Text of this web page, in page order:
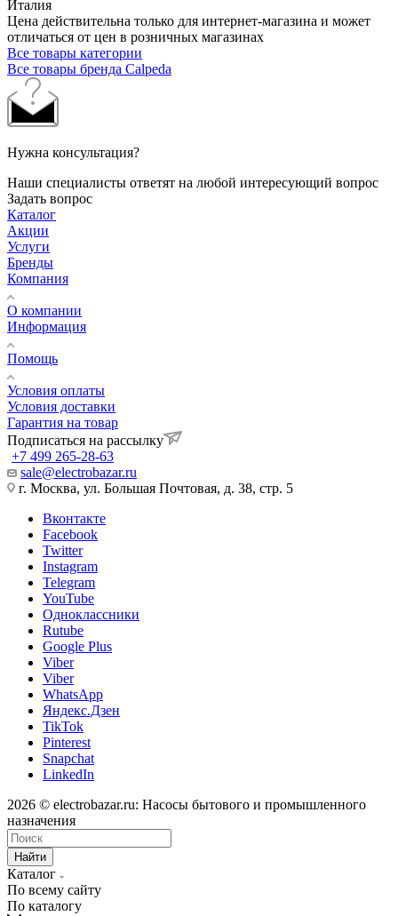
Италия
Цена действительна только для интернет-магазина и может
отличаться от цен в розничных магазинах
Все товары категории
Все товары бренда Calpeda
Нужна консультация?
Наши специалисты ответят на любой интересующий вопрос
Задать вопрос
Каталог
Акции
Услуги
Бренды
Компания
О компании
Информация
Помощь
Условия оплаты
Условия доставки
Гарантия на товар
Подписаться на рассылку
+7 499 265-28-63
sale@electrobazar.ru
г. Москва, ул. Большая Почтовая, д. 38, стр. 5
Вконтакте
Facebook
Twitter
Instagram
Telegram
YouTube
Одноклассники
Rutube
Google Plus
Viber
Viber
WhatsApp
Яндекс.Дзен
TikTok
Pinterest
Snapchat
LinkedIn
2026 © electrobazar.ru: Насосы бытового и промышленного
назначения
Найти
Каталог
По всему сайту
По каталогу